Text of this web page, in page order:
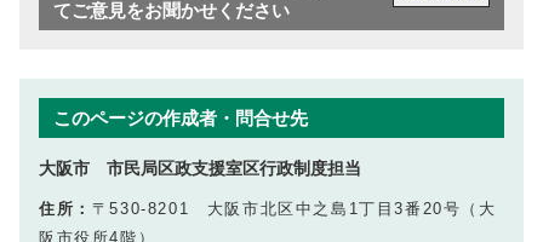
てご意見をお聞かせください
このページの作成者・問合せ先
大阪市 市民局区政支援室区行政制度担当
住所： 〒530-8201 大阪市北区中之島1丁目3番20号（大
阪市役所4階）